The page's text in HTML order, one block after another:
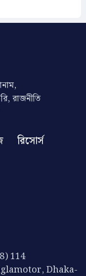
রাজনীতি
রিসোর্স
114
Dhaka-